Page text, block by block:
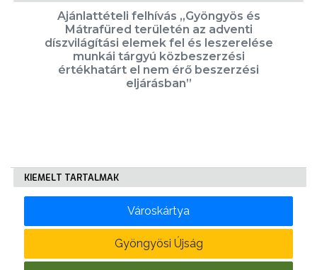
Ajánlattételi felhívás „Gyöngyös és
Mátrafüred területén az adventi
díszvilágítási elemek fel és leszerelése
munkái tárgyú közbeszerzési
értékhatárt el nem érő beszerzési
eljárásban”
KIEMELT TARTALMAK
Városkártya
Gyöngyösi Újság